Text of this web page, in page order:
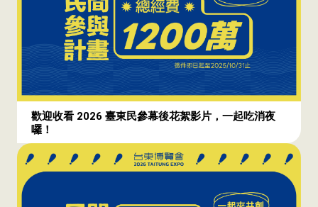
歡迎收看 2026 臺東民參幕後花絮影片，一起吃消夜
囉！